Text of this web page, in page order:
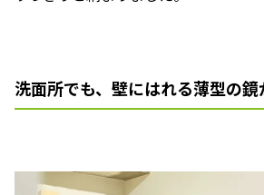
洗面所でも、壁にはれる薄型の